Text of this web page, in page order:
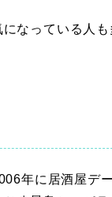
なっている人
年に居酒屋デ